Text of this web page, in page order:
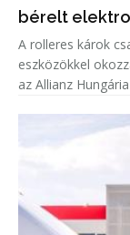
bérelt
A rolleres károk
eszközökkel
az Allianz